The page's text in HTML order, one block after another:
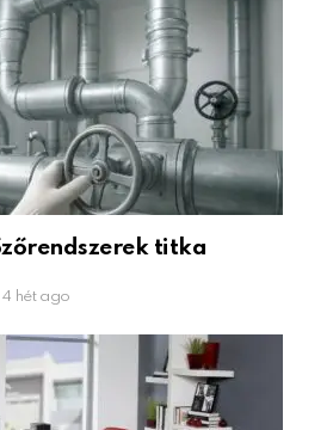
titka
4 hét ago